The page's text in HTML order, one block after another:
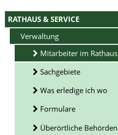
RATHAUS & SERVICE
Verwaltung
Mitarbeiter im Rathaus
Sachgebiete
Was erledige ich wo
Formulare
Überörtliche Behörden